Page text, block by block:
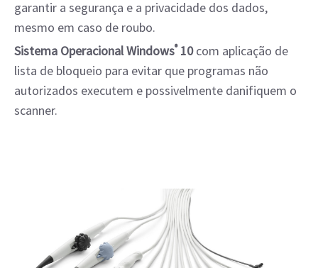
garantir a segurança e a privacidade dos dados,
mesmo em caso de roubo.
Sistema Operacional Windows®10com aplicação de
lista de bloqueio para evitar que programas não
autorizados executem e possivelmente danifiquem o
scanner.